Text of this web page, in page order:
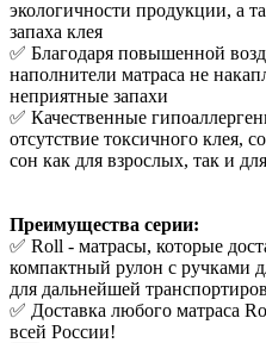
экологичности продукции, а
запаха клея
✅ Благодаря повышенной
наполнители матраса не
неприятные запахи
✅ Качественные
отсутствие токсичного клея,
сон как для взрослых, так и
Преимущества серии:
✅ Roll - матрасы, которые
компактный рулон с ручками
для дальнейшей
✅ Доставка любого матраса
всей России!